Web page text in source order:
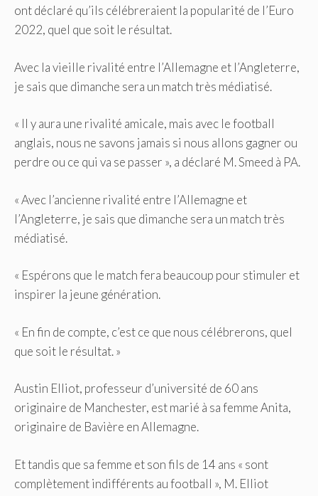
ont déclaré qu’ils célébreraient la popularité de l’Euro
2022, quel que soit le résultat.
Avec la vieille rivalité entre l’Allemagne et l’Angleterre,
je sais que dimanche sera un match très médiatisé.
« Il y aura une rivalité amicale, mais avec le football
anglais, nous ne savons jamais si nous allons gagner ou
perdre ou ce qui va se passer », a déclaré M. Smeed à PA.
« Avec l’ancienne rivalité entre l’Allemagne et
l’Angleterre, je sais que dimanche sera un match très
médiatisé.
« Espérons que le match fera beaucoup pour stimuler et
inspirer la jeune génération.
« En fin de compte, c’est ce que nous célébrerons, quel
que soit le résultat. »
Austin Elliot, professeur d’université de 60 ans
originaire de Manchester, est marié à sa femme Anita,
originaire de Bavière en Allemagne.
Et tandis que sa femme et son fils de 14 ans « sont
complètement indifférents au football », M. Elliot